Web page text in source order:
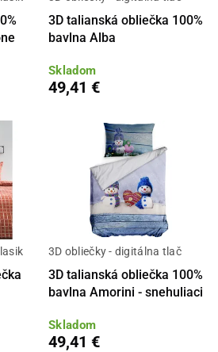
3D talianská obliečka 100%
bavlna Alba
Skladom
49,41 €
3D obliečky - digitálna tlač
3D talianská obliečka 100%
bavlna Amorini - snehuliaci
Skladom
49,41 €